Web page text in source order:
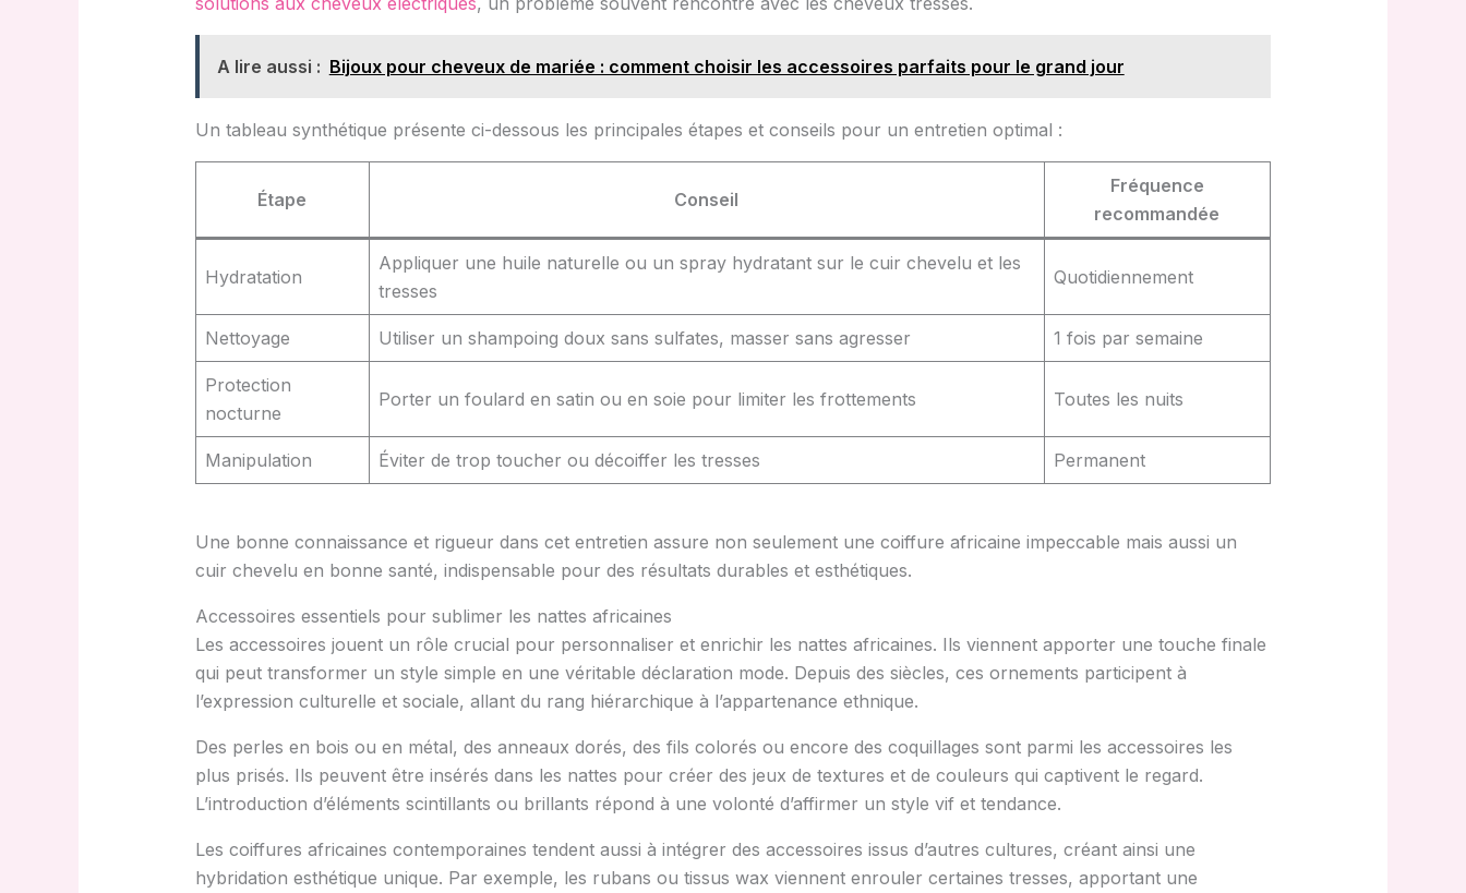
A lire aussi : Bijoux pour cheveux de mariée : comment choisir les accessoires parfaits pour le grand jour
Un tableau synthétique présente ci-dessous les principales étapes et conseils pour un entretien optimal :
Étape Conseil
Fréquence
recommandée
Hydratation
Appliquer une huile naturelle ou un spray hydratant sur le cuir chevelu et les
tresses
Quotidiennement
Nettoyage Utiliser un shampoing doux sans sulfates, masser sans agresser 1 fois par semaine
Protection
nocturne
Porter un foulard en satin ou en soie pour limiter les frottements Toutes les nuits
Manipulation Éviter de trop toucher ou décoiffer les tresses Permanent
Une bonne connaissance et rigueur dans cet entretien assure non seulement une coiffure africaine impeccable mais aussi un
cuir chevelu en bonne santé, indispensable pour des résultats durables et esthétiques.
Accessoires essentiels pour sublimer les nattes africaines
Les accessoires jouent un rôle crucial pour personnaliser et enrichir les nattes africaines. Ils viennent apporter une touche finale
qui peut transformer un style simple en une véritable déclaration mode. Depuis des siècles, ces ornements participent à
l’expression culturelle et sociale, allant du rang hiérarchique à l’appartenance ethnique.
Des perles en bois ou en métal, des anneaux dorés, des fils colorés ou encore des coquillages sont parmi les accessoires les
plus prisés. Ils peuvent être insérés dans les nattes pour créer des jeux de textures et de couleurs qui captivent le regard.
L’introduction d’éléments scintillants ou brillants répond à une volonté d’affirmer un style vif et tendance.
Les coiffures africaines contemporaines tendent aussi à intégrer des accessoires issus d’autres cultures, créant ainsi une
hybridation esthétique unique. Par exemple, les rubans ou tissus wax viennent enrouler certaines tresses, apportant une